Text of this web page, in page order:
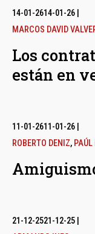
14-01-2614-01-26
MARCOS DAVID
Los
están en
11-01-2611-01-26
ROBERTO DENIZ,
21-12-2521-12-25